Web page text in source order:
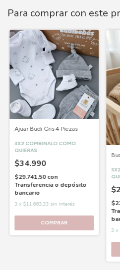
Para comprar con este
Ajuar Budi Gris 4 Piezas
3X2 COMBINALO COMO
QUIERAS
$34.990
$29.741,50con
Transferencia o depósito
bancario
3 x $11.663,33 sin interés
COMPRAR
3 x